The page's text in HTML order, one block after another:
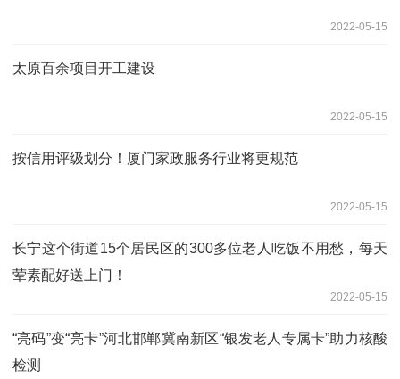
2022-05-15
太原百余项目开工建设
2022-05-15
按信用评级划分！厦门家政服务行业将更规范
2022-05-15
长宁这个街道15个居民区的300多位老人吃饭不用愁，每天
荤素配好送上门！
2022-05-15
“亮码”变“亮卡”河北邯郸冀南新区“银发老人专属卡”助力核酸
检测